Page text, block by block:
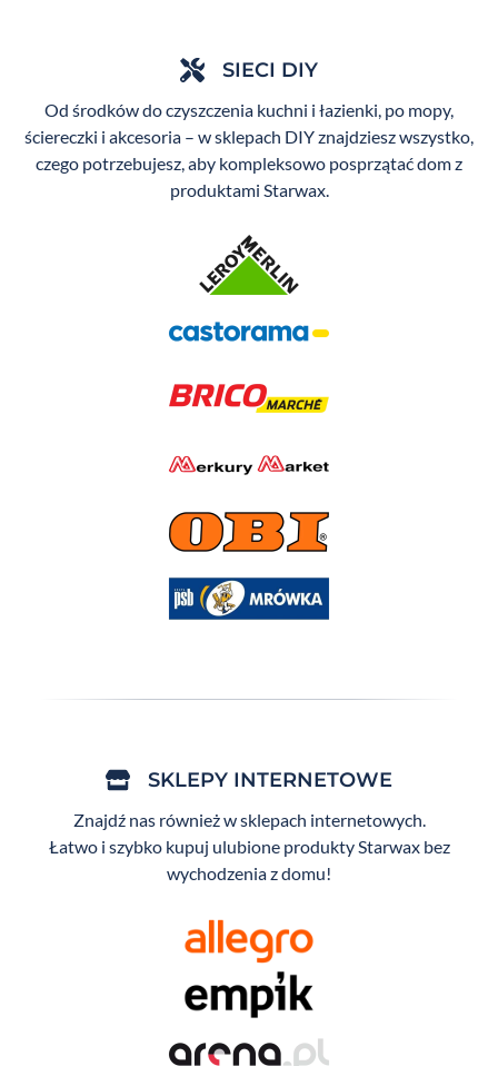
SIECI DIY
Od środków do czyszczenia kuchni i łazienki, po mopy,
ściereczki i akcesoria – w sklepach DIY znajdziesz wszystko,
czego potrzebujesz, aby kompleksowo posprzątać dom z
produktami Starwax.
SKLEPY INTERNETOWE
Znajdź nas również w sklepach internetowych.
Łatwo i szybko kupuj ulubione produkty Starwax bez
wychodzenia z domu!